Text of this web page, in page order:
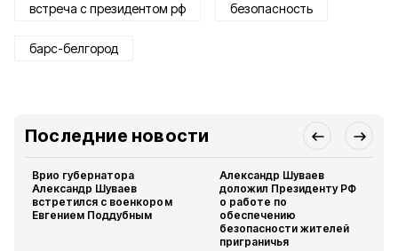
встреча с президентом рф безопасность
барс-белгород
Последние новости
Врио губернатора
Александр Шуваев
встретился с военкором
Евгением Поддубным
Александр Шуваев
доложил Президенту РФ
о работе по
обеспечению
безопасности жителей
приграничья